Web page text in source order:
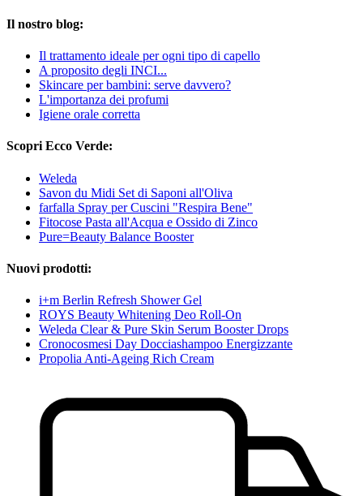
Il nostro blog:
Il trattamento ideale per ogni tipo di capello
A proposito degli INCI...
Skincare per bambini: serve davvero?
L'importanza dei profumi
Igiene orale corretta
Scopri Ecco Verde:
Weleda
Savon du Midi Set di Saponi all'Oliva
farfalla Spray per Cuscini "Respira Bene"
Fitocose Pasta all'Acqua e Ossido di Zinco
Pure=Beauty Balance Booster
Nuovi prodotti:
i+m Berlin Refresh Shower Gel
ROYS Beauty Whitening Deo Roll-On
Weleda Clear & Pure Skin Serum Booster Drops
Cronocosmesi Day Docciashampoo Energizzante
Propolia Anti-Ageing Rich Cream